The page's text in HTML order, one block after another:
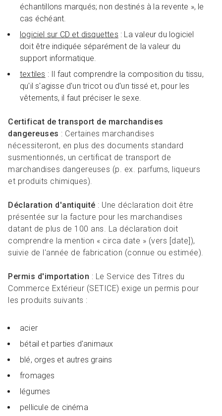
échantillons marqués; non destinés à la revente », le
cas échéant.
logiciel sur CD et disquettes : La valeur du logiciel
doit être indiquée séparément de la valeur du
support informatique.
textiles : Il faut comprendre la composition du tissu,
qu'il s'agisse d'un tricot ou d'un tissé et, pour les
vêtements, il faut préciser le sexe.
Certificat de transport de marchandises
dangereuses : Certaines marchandises
nécessiteront, en plus des documents standard
susmentionnés, un certificat de transport de
marchandises dangereuses (p. ex. parfums, liqueurs
et produits chimiques).
Déclaration d'antiquité : Une déclaration doit être
présentée sur la facture pour les marchandises
datant de plus de 100 ans. La déclaration doit
comprendre la mention « circa date » (vers [date]),
suivie de l'année de fabrication (connue ou estimée).
Permis d'importation : Le Service des Titres du
Commerce Extérieur (SETICE) exige un permis pour
les produits suivants :
acier
bétail et parties d'animaux
blé, orges et autres grains
fromages
légumes
pellicule de cinéma